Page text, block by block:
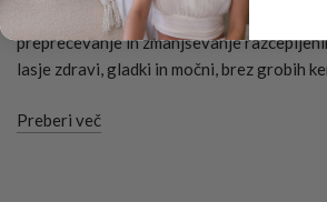
enostavnimi domačimi sredstvi. Odkrijte
preprečevanje in zmanjševanje
lasje zdravi, gladki in močni, brez grobih
Preberi več